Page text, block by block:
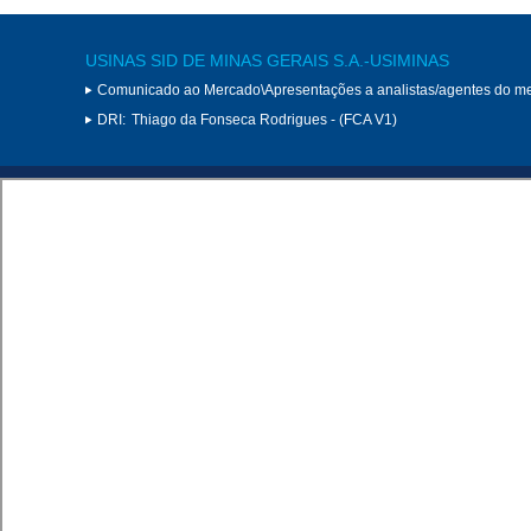
USINAS SID DE MINAS GERAIS S.A.-USIMINAS
Comunicado ao Mercado\Apresentações a analistas/agentes do
DRI: Thiago da Fonseca Rodrigues - (FCA V1)